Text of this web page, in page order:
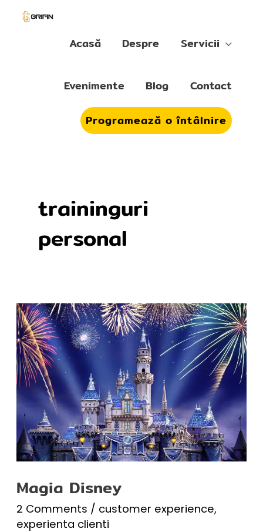
Acasă Despre Servicii
Evenimente Blog Contact
Programează o întâlnire
traininguri
personal
Magia Disney
2 Comments / customer experience,
experienta clienti
Magia
Disney